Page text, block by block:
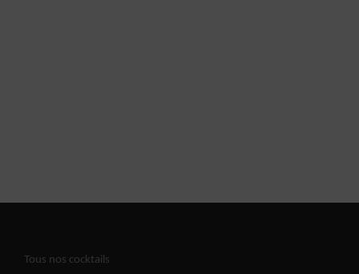
Tous nos cocktails